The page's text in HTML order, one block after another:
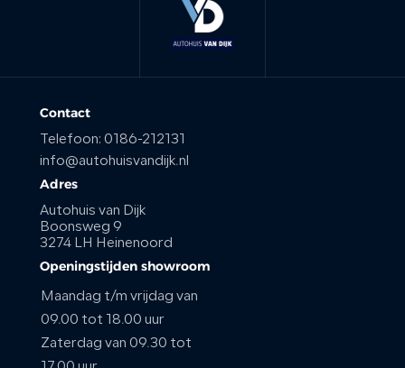
Contact
Telefoon: 0186-212131
info@autohuisvandijk.nl
Adres
Autohuis van Dijk
Boonsweg 9
3274 LH Heinenoord
Openingstijden showroom
Maandag t/m vrijdag van
09.00 tot 18.00 uur
Zaterdag van 09.30 tot